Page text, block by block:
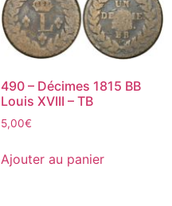
490 – Décimes 1815 BB
Louis XVIII – TB
5,00€
Ajouter au panier